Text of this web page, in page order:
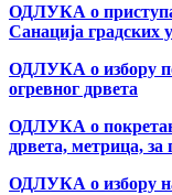
ОДЛУКА о
Санација градских
ОДЛУКА о избору
огревног дрвета
ОДЛУКА о
дрвета, метрица,
ОДЛУКА о избору